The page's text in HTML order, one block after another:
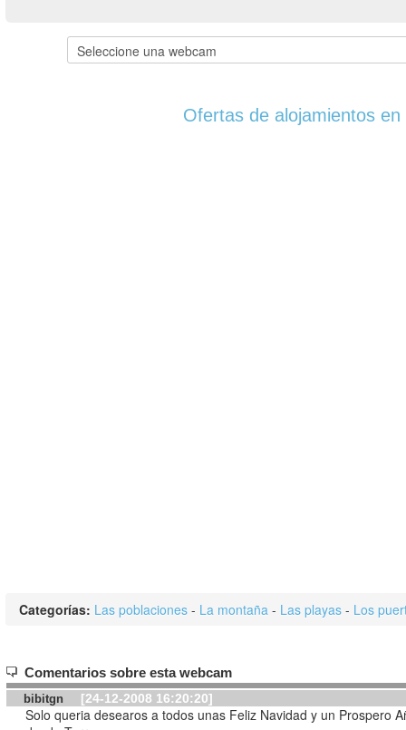
Ofertas de alojamientos en
Categorías: Las poblaciones - La montaña - Las playas - Los
Comentarios sobre esta webcam
bibitgn [24-12-2008 16:20:20]
Solo queria desearos a todos unas Feliz Navidad y un Prospero